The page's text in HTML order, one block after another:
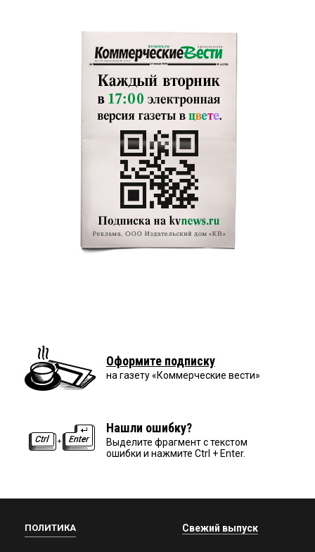
Оформите подписку
на газету «Коммерческие вести»
Нашли ошибку?
Выделите фрагмент с текстом
ошибки и нажмите Ctrl + Enter.
ПОЛИТИКА Свежий выпуск